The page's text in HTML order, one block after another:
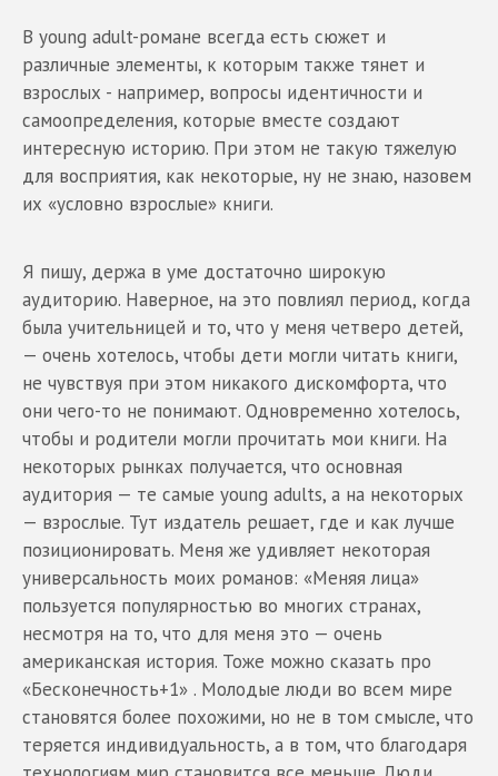
В young adult-романе всегда есть сюжет и
различные элементы, к которым также тянет и
взрослых - например, вопросы идентичности и
самоопределения, которые вместе создают
интересную историю. При этом не такую тяжелую
для восприятия, как некоторые, ну не знаю, назовем
их «условно взрослые» книги.
Я пишу, держа в уме достаточно широкую
аудиторию. Наверное, на это повлиял период, когда
была учительницей и то, что у меня четверо детей,
— очень хотелось, чтобы дети могли читать книги,
не чувствуя при этом никакого дискомфорта, что
они чего-то не понимают. Одновременно хотелось,
чтобы и родители могли прочитать мои книги. На
некоторых рынках получается, что основная
аудитория — те самые young adults, а на некоторых
— взрослые. Тут издатель решает, где и как лучше
позиционировать. Меня же удивляет некоторая
универсальность моих романов: «Меняя лица»
пользуется популярностью во многих странах,
несмотря на то, что для меня это — очень
американская история. Тоже можно сказать про
«Бесконечность+1» . Молодые люди во всем мире
становятся более похожими, но не в том смысле, что
теряется индивидуальность, а в том, что благодаря